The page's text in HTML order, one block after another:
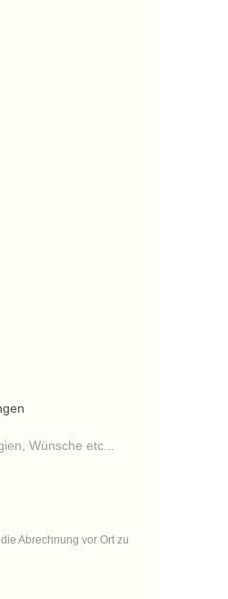
Wünsche etc...
Abrechnung vor Ort zu